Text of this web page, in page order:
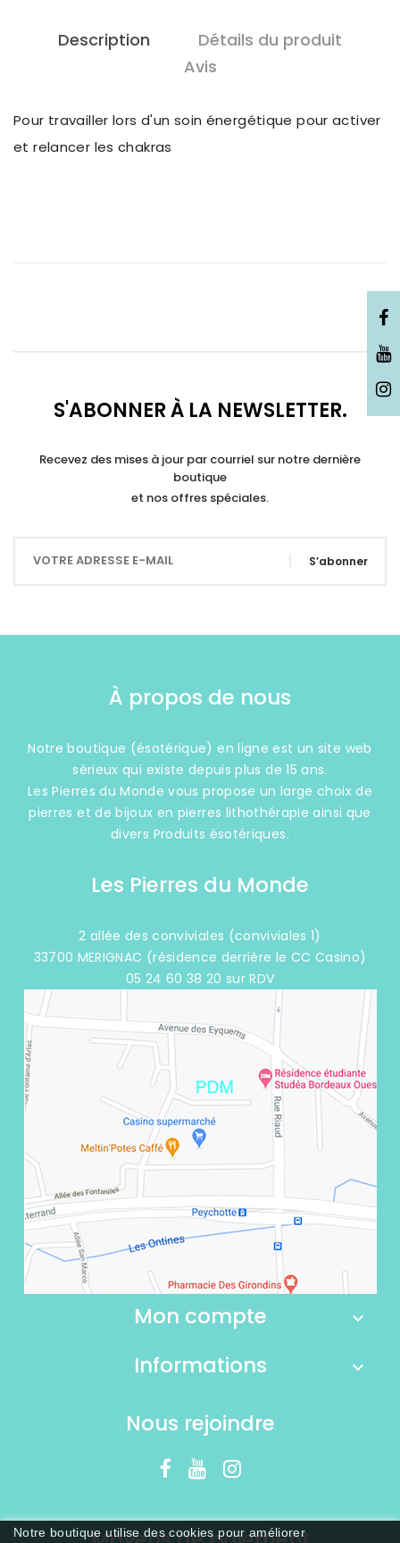
Description
Détails du produit
Avis
Pour travailler lors d'un soin énergétique pour activer
et relancer les chakras
S'ABONNER À LA NEWSLETTER.
Recevez des mises à jour par courriel sur notre dernière
boutique
et nos offres spéciales.
S’abonner
Notre boutique utilise des cookies pour améliorer
À propos de nous
Notre boutique (ésotérique) en ligne est un site web
sérieux qui existe depuis plus de 15 ans.
Les Pierres du Monde vous propose un large choix de
pierres et de bijoux en pierres lithothérapie ainsi que
divers Produits ésotériques.
Les Pierres du Monde
2 allée des conviviales (conviviales 1)
33700 MERIGNAC (résidence derrière le CC Casino)
05 24 60 38 20 sur RDV
Mon compte
Informations
Nous rejoindre